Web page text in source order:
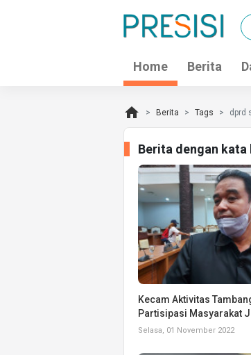
Home Berita
home Berita Tags dprd
Berita dengan kata
Kecam Aktivitas
Partisipasi Masyarakat
Selasa, 01 November 2022